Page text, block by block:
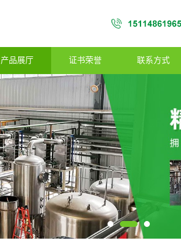
产品展厅 证书荣誉 联系方式